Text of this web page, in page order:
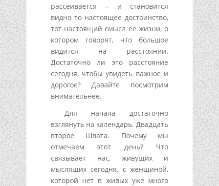
рассеивается – и становится
видно то настоящее достоинство,
тот настоящий смысл ее жизни, о
котором говорят, что большое
видится на расстоянии.
Достаточно ли это расстояние
сегодня, чтобы увидеть важное и
дорогое? Давайте посмотрим
внимательнее.
Для начала достаточно
взглянуть на календарь. Двадцать
второе Швата. Почему мы
отмечаем этот день? Что
связывает нас, живущих и
мыслящих сегодня, с женщиной,
которой нет в живых уже много